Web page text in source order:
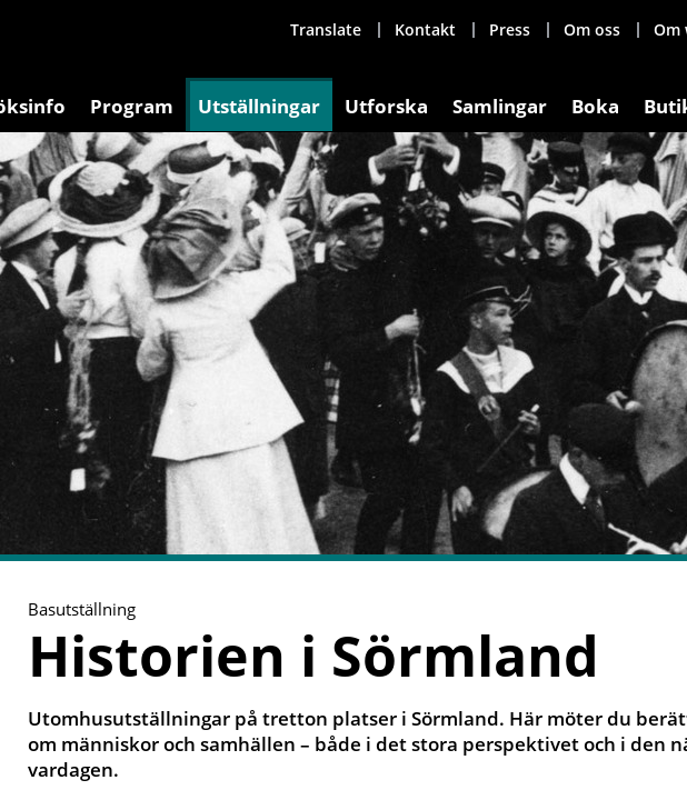
Translate Kontakt Press Om oss Om
Program Utställningar Utforska Samlingar Boka
Basutställning
Historien i Sörmland
Utomhusutställningar på tretton platser i Sörmland. Här möter du
om människor och samhällen – både i det stora perspektivet och i den
vardagen.